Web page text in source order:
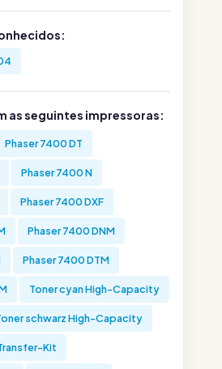
as seguintes impressoras:
Phaser 7400 DT
Phaser 7400 N
Phaser 7400 DXF
Phaser 7400 DNM
Phaser 7400 DTM
Toner cyan High-Capacity
schwarz High-Capacity
Kit